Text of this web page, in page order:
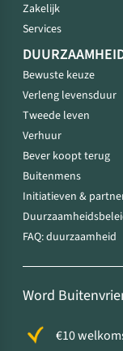
Zakelijk
Services
Bewuste keuze
Verleng levensduur
Tweede leven
Verhuur
Bever koopt terug
Buitenmens
Initiatieven &
FAQ: duurzaamheid
Word
€10